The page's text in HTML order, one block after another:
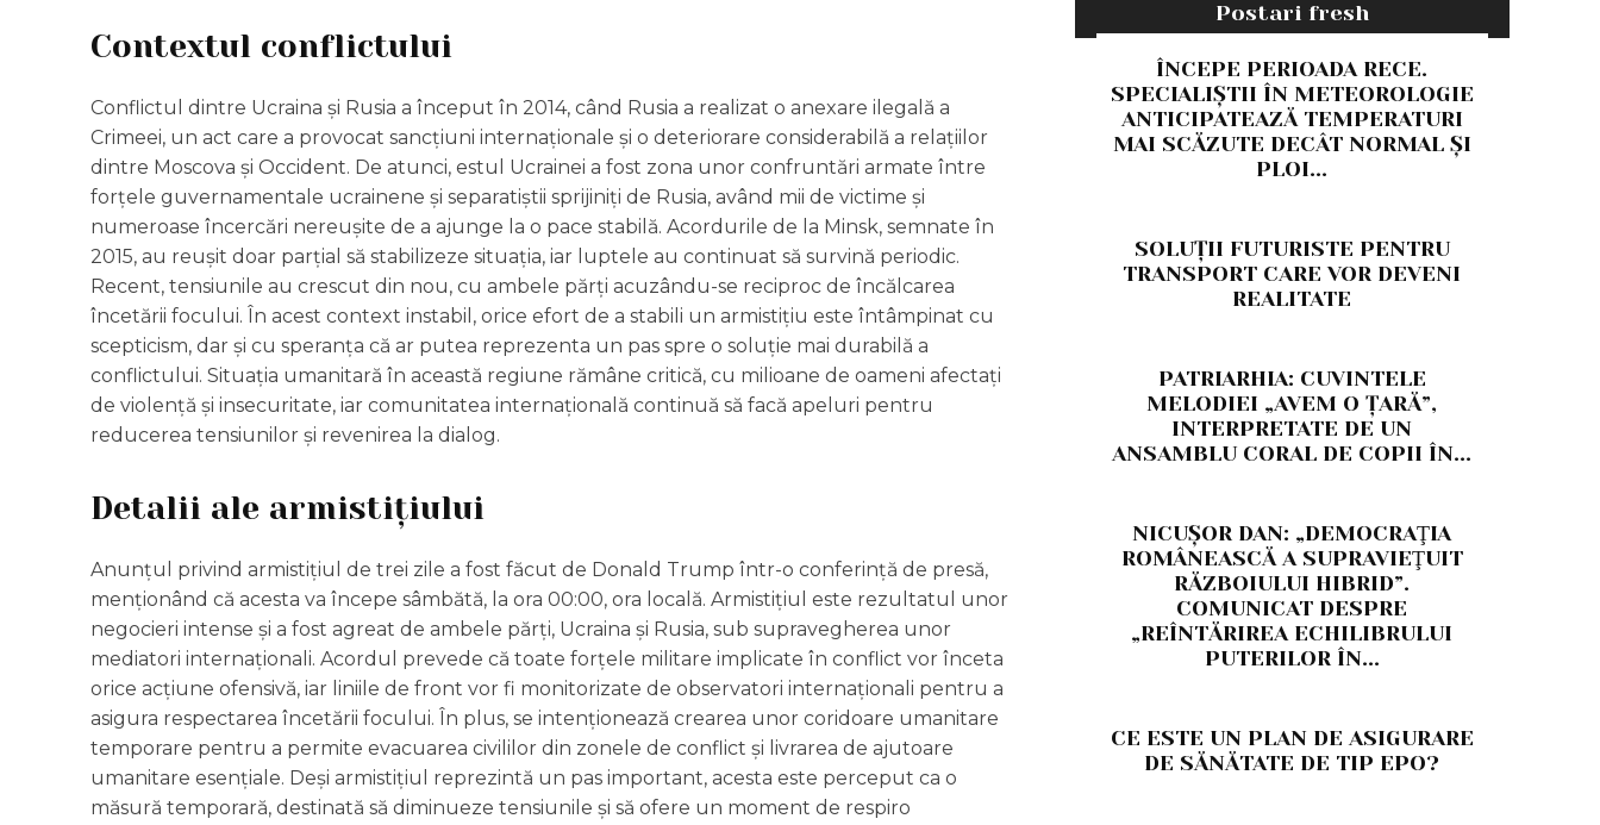
Contextul conflictului
Conflictul dintre Ucraina și Rusia a început în 2014, când Rusia a realizat o anexare ilegală a
Crimeei, un act care a provocat sancțiuni internaționale și o deteriorare considerabilă a relațiilor
dintre Moscova și Occident. De atunci, estul Ucrainei a fost zona unor confruntări armate între
forțele guvernamentale ucrainene și separatiștii sprijiniți de Rusia, având mii de victime și
numeroase încercări nereușite de a ajunge la o pace stabilă. Acordurile de la Minsk, semnate în
2015, au reușit doar parțial să stabilizeze situația, iar luptele au continuat să survină periodic.
Recent, tensiunile au crescut din nou, cu ambele părți acuzându-se reciproc de încălcarea
încetării focului. În acest context instabil, orice efort de a stabili un armistițiu este întâmpinat cu
scepticism, dar și cu speranța că ar putea reprezenta un pas spre o soluție mai durabilă a
conflictului. Situația umanitară în această regiune rămâne critică, cu milioane de oameni afectați
de violență și insecuritate, iar comunitatea internațională continuă să facă apeluri pentru
reducerea tensiunilor și revenirea la dialog.
Detalii ale armistițiului
Anunțul privind armistițiul de trei zile a fost făcut de Donald Trump într-o conferință de presă,
menționând că acesta va începe sâmbătă, la ora 00:00, ora locală. Armistițiul este rezultatul unor
negocieri intense și a fost agreat de ambele părți, Ucraina și Rusia, sub supravegherea unor
mediatori internaționali. Acordul prevede că toate forțele militare implicate în conflict vor înceta
orice acțiune ofensivă, iar liniile de front vor fi monitorizate de observatori internaționali pentru a
asigura respectarea încetării focului. În plus, se intenționează crearea unor coridoare umanitare
temporare pentru a permite evacuarea civililor din zonele de conflict și livrarea de ajutoare
umanitare esențiale. Deși armistițiul reprezintă un pas important, acesta este perceput ca o
măsură temporară, destinată să diminueze tensiunile și să ofere un moment de respiro
Postari fresh
ÎNCEPE PERIOADA RECE.
SPECIALIȘTII ÎN METEOROLOGIE
ANTICIPATEAZĂ TEMPERATURI
MAI SCĂZUTE DECÂT NORMAL ȘI
PLOI...
SOLUȚII FUTURISTE PENTRU
TRANSPORT CARE VOR DEVENI
REALITATE
PATRIARHIA: CUVINTELE
MELODIEI „AVEM O ȚARĂ”,
INTERPRETATE DE UN
ANSAMBLU CORAL DE COPII ÎN...
NICUŞOR DAN: „DEMOCRAŢIA
ROMÂNEASCĂ A SUPRAVIEŢUIT
RĂZBOIULUI HIBRID”.
COMUNICAT DESPRE
„REÎNTĂRIREA ECHILIBRULUI
PUTERILOR ÎN...
CE ESTE UN PLAN DE ASIGURARE
DE SĂNĂTATE DE TIP EPO?